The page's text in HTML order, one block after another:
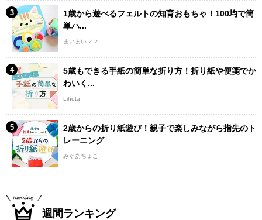
1歳から遊べるフェルトの知育おもちゃ！100均で簡
単ハ...
まいまいママ
5歳もできる手紙の簡単な折り方！折り紙や便箋でか
わいく...
Lihota
2歳からの折り紙遊び！親子で楽しみながら指先のト
レーニング
みゃあちょこ
週間ランキング